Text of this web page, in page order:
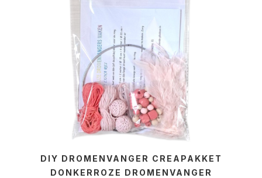
DIY DROMENVANGER CREAPAKKET
DONKERROZE DROMENVANGER